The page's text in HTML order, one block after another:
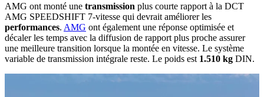
AMG ont monté une transmission plus courte rapport à la DCT
AMG SPEEDSHIFT 7-vitesse qui devrait améliorer les
performances. AMG ont également une réponse optimisée et
décaler les temps avec la diffusion de rapport plus proche assurer
une meilleure transition lorsque la montée en vitesse. Le système
variable de transmission intégrale reste. Le poids est 1.510 kg DIN.